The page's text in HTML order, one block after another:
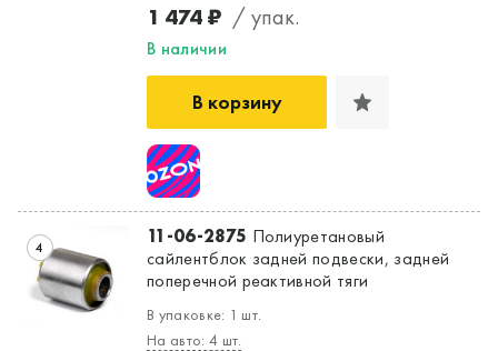
1 474 ₽ / упак.
В наличии
В корзину
4 11-06-2875 Полиуретановый
сайлентблок задней подвески, задней
поперечной реактивной тяги
В упаковке: 1 шт.
На авто: 4 шт.